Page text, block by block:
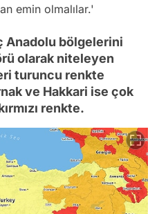
emin olmalılar.'
Anadolu bölgelerini
olarak niteleyen
turuncu renkte
ve Hakkari ise çok
renkte.